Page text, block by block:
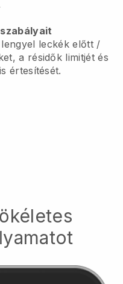
leckék előtt /
a résidők limitjét és
értesítését.